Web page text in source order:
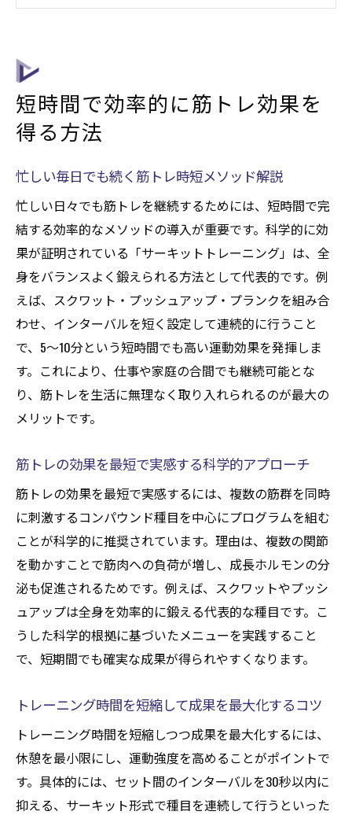
び方
短時間筋トレで挫折しない継続のポイント
直し術
筋トレは30分でも成果が出る理由
30分筋トレの効果を高める集中テクニック
短時間筋トレでも十分な成果を得る仕組み
解説
筋トレは30分でも成果が出る科学的な根拠
とは
忙しい方に最適な30分筋トレの実践方法
筋トレ効果を最大化するための時短ルール
30分筋トレで理想の体を手に入れるコツ
筋トレを短時間で効率よく行う時短術
忙しい毎日に取り入れる筋トレの工夫ポイ
ント
隙間時間活用で筋トレ効果を最大限に引き
出す
簡単に続けられる時短筋トレメニュー紹介
生活リズムに合った筋トレ時間の見つけ方
日常生活で無理なく続く筋トレのコツ
夜の筋トレがもたらす意外なメリット
夜筋トレが筋力アップに与える効果とは
夜の筋トレを安全に行うための注意点
筋トレは夜でも成果が出る理由と実践法
忙しい人に夜筋トレが向いている理由
短時間で効率的に筋トレ効果を
得る方法
忙しい毎日でも続く筋トレ時短メソッド解説
忙しい日々でも筋トレを継続するためには、短時間で完
結する効率的なメソッドの導入が重要です。科学的に効
果が証明されている「サーキットトレーニング」は、全
身をバランスよく鍛えられる方法として代表的です。例
えば、スクワット・プッシュアップ・プランクを組み合
わせ、インターバルを短く設定して連続的に行うこと
で、5〜10分という短時間でも高い運動効果を発揮しま
す。これにより、仕事や家庭の合間でも継続可能とな
り、筋トレを生活に無理なく取り入れられるのが最大の
メリットです。
筋トレの効果を最短で実感する科学的アプローチ
筋トレの効果を最短で実感するには、複数の筋群を同時
に刺激するコンパウンド種目を中心にプログラムを組む
ことが科学的に推奨されています。理由は、複数の関節
を動かすことで筋肉への負荷が増し、成長ホルモンの分
泌も促進されるためです。例えば、スクワットやプッシ
ュアップは全身を効率的に鍛える代表的な種目です。こ
うした科学的根拠に基づいたメニューを実践すること
で、短期間でも確実な成果が得られやすくなります。
トレーニング時間を短縮して成果を最大化するコツ
トレーニング時間を短縮しつつ成果を最大化するには、
休憩を最小限にし、運動強度を高めることがポイントで
す。具体的には、セット間のインターバルを30秒以内に
抑える、サーキット形式で種目を連続して行うといった